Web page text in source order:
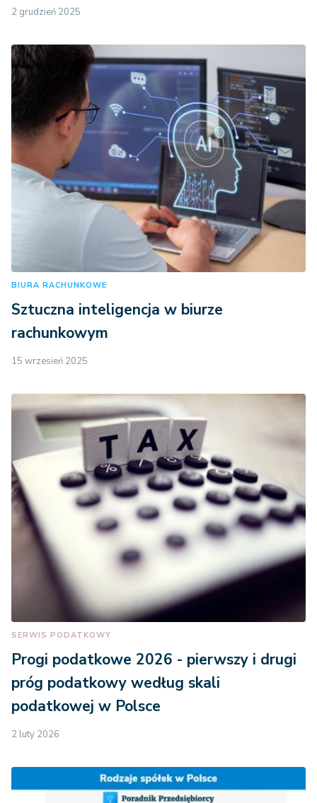
2 grudzień 2025
BIURA RACHUNKOWE
Sztuczna inteligencja w biurze
rachunkowym
15 wrzesień 2025
SERWIS PODATKOWY
Progi podatkowe 2026 - pierwszy i drugi
próg podatkowy według skali
podatkowej w Polsce
2 luty 2026